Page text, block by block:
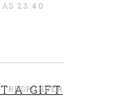
23:40
A GIFT
RESPONDER